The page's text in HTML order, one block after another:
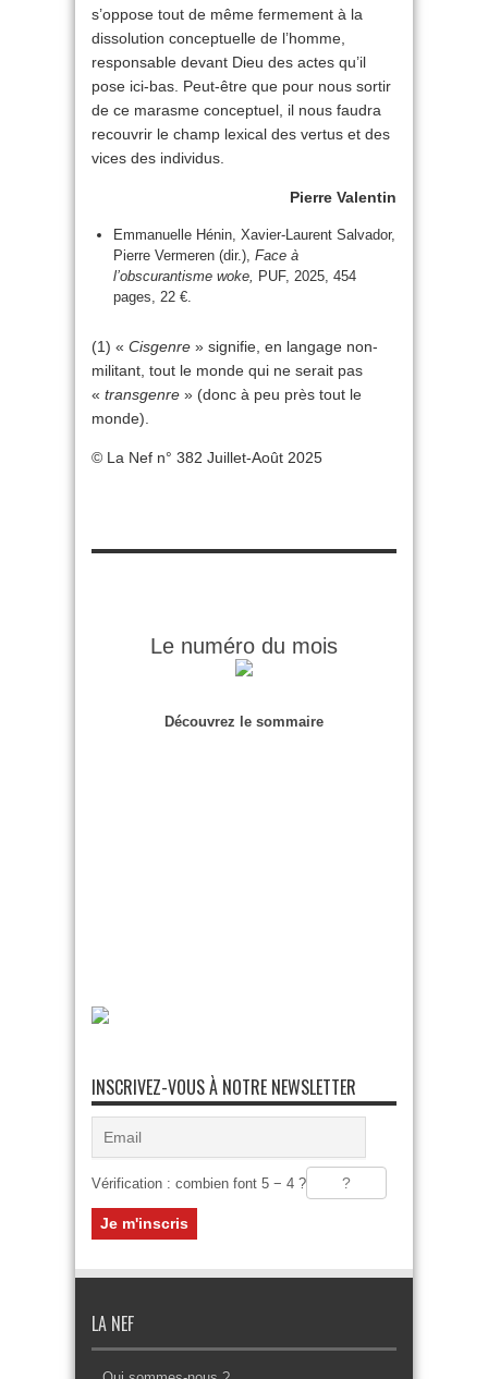
s’oppose tout de même fermement à la
dissolution conceptuelle de l’homme,
responsable devant Dieu des actes qu’il
pose ici-bas. Peut-être que pour nous sortir
de ce marasme conceptuel, il nous faudra
recouvrir le champ lexical des vertus et des
vices des individus.
Pierre Valentin
Emmanuelle Hénin, Xavier-Laurent Salvador,
Pierre Vermeren (dir.), Face à
l’obscurantisme woke, PUF, 2025, 454
pages, 22 €.
(1) « Cisgenre » signifie, en langage non-
militant, tout le monde qui ne serait pas
« transgenre » (donc à peu près tout le
monde).
© La Nef n° 382 Juillet-Août 2025
Le numéro du mois
Découvrez le sommaire
INSCRIVEZ-VOUS À NOTRE NEWSLETTER
Vérification : combien font 5 − 4 ?
LA NEF